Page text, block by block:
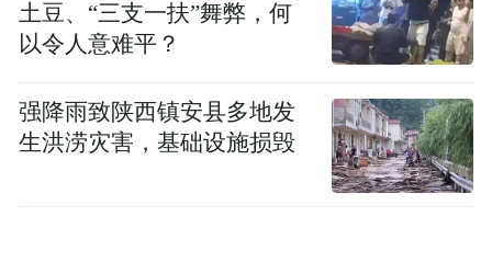
土豆、“三支一扶”舞弊，何
以令人意难平？
强降雨致陕西镇安县多地发
生洪涝灾害，基础设施损毁